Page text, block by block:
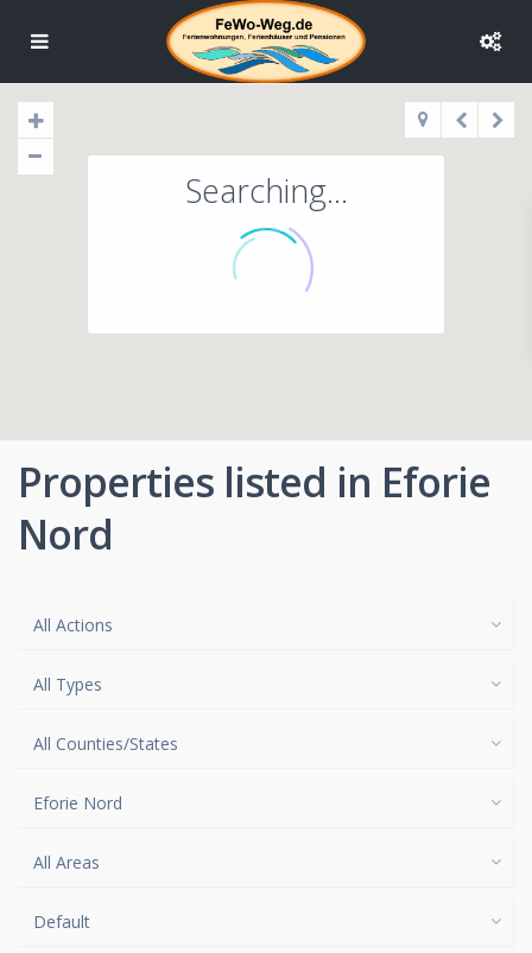
Searching...
Properties listed in Eforie
Nord
All Actions
All Types
All Counties/States
Eforie Nord
All Areas
Default